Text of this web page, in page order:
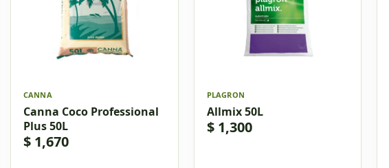
CANNA
Canna Coco Professional
Plus 50L
$ 1,670
PLAGRON
Allmix 50L
$ 1,300